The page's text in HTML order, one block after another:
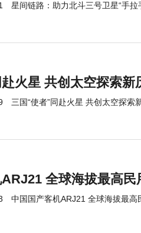
星间链路：助力北斗三号卫星“手拉
火星 共创太空探索新
三国“使者”同赴火星 共创太空探索
全球海拔最高民
中国国产客机ARJ21 全球海拔最高